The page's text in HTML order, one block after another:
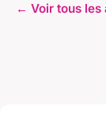
← Voir tous les